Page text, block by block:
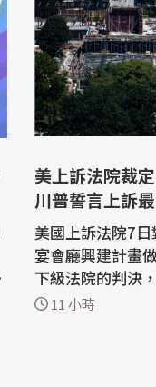
美上訴法院裁
川普誓言上訴
美國上訴法院7
宴會廳興建計畫
下級法院的判決
批准這項工程，
11 小時